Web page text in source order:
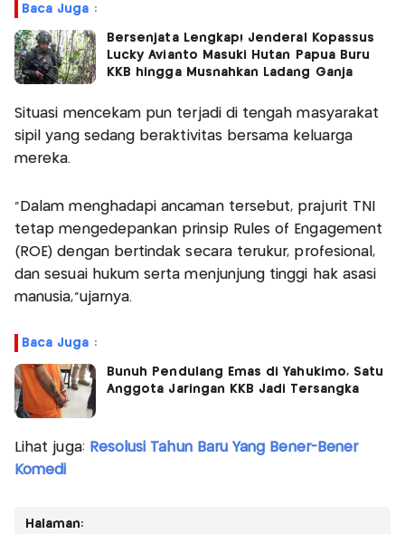
Baca Juga :
Bersenjata Lengkap! Jenderal Kopassus
Lucky Avianto Masuki Hutan Papua Buru
KKB hingga Musnahkan Ladang Ganja
Situasi mencekam pun terjadi di tengah masyarakat
sipil yang sedang beraktivitas bersama keluarga
mereka.
“Dalam menghadapi ancaman tersebut, prajurit TNI
tetap mengedepankan prinsip Rules of Engagement
(ROE) dengan bertindak secara terukur, profesional,
dan sesuai hukum serta menjunjung tinggi hak asasi
manusia,”ujarnya.
Baca Juga :
Bunuh Pendulang Emas di Yahukimo, Satu
Anggota Jaringan KKB Jadi Tersangka
Lihat juga: Resolusi Tahun Baru Yang Bener-Bener
Komedi
Halaman: